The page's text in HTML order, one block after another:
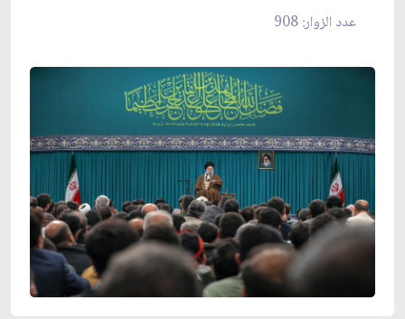
عدد الزوار: 908